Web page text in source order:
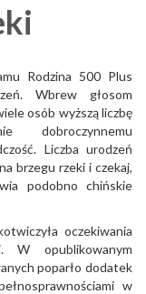
Rodzina 500 Plus
Wbrew głosom
osób wyższą liczbę
dobroczynnemu
Liczba urodzeń
brzegu rzeki i czekaj,
podobno chińskie
oczekiwania
W opublikowanym
poparło dodatek
w